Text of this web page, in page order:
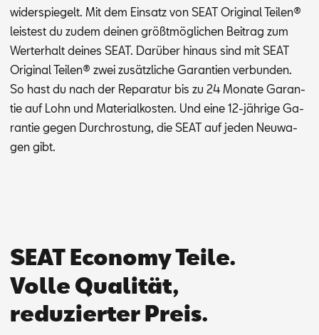
wi­der­spie­gelt. Mit dem Ein­satz von SEAT Ori­gi­nal Tei­len®
leis­test du zu­dem dei­nen größt­mög­li­chen Bei­trag zum
Wert­erhalt dei­nes SEAT. Dar­über hin­aus sind mit SEAT
Ori­gi­nal Tei­len® zwei zu­sätz­li­che Ga­ran­ti­en ver­bun­den.
So hast du nach der Re­pa­ra­tur bis zu 24 Mo­na­te Ga­ran­
tie auf Lohn und Ma­te­ri­al­kos­ten. Und eine 12-jäh­ri­ge Ga­
ran­tie ge­gen Durch­ros­tung, die SEAT auf je­den Neu­wa­
gen gibt.
SEAT Economy Teile.
Volle Qualität,
reduzierter Preis.